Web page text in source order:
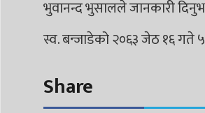
भुवानन्द भुसालले जानकारी
स्व. बन्जाडेको २०६३ जेठ १६ गते
Share